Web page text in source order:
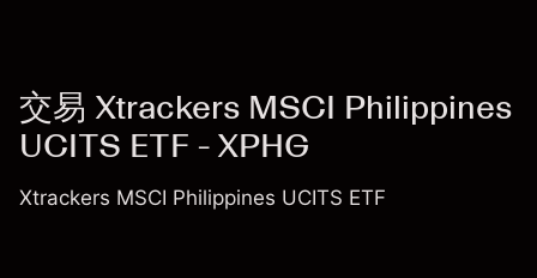
交易 Xtrackers MSCI Philippines
UCITS ETF - XPHG
Xtrackers MSCI Philippines UCITS ETF